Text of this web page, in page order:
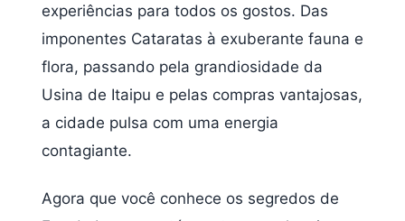
experiências para todos os gostos. Das
imponentes Cataratas à exuberante fauna e
flora, passando pela grandiosidade da
Usina de Itaipu e pelas compras vantajosas,
a cidade pulsa com uma energia
contagiante.
Agora que você conhece os segredos de